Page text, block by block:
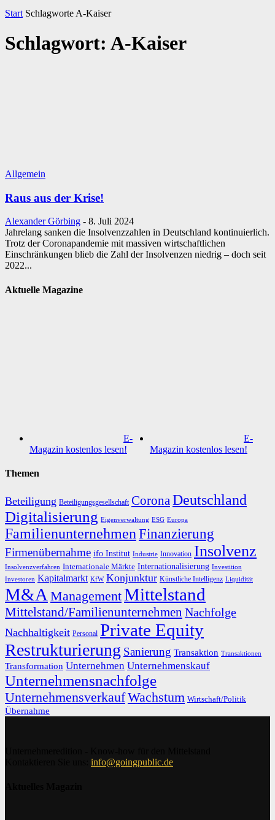
Start Schlagworte A-Kaiser
Schlagwort: A-Kaiser
Allgemein
Raus aus der Krise!
Alexander Görbing - 8. Juli 2024
Jahrelang sanken die Insolvenzzahlen in Deutschland kontinuierlich.
Trotz der Coronapandemie mit massiven wirtschaftlichen
Einschränkungen blieb die Zahl der Insolvenzen niedrig – doch seit
2022...
Aktuelle Magazine
E-
Magazin kostenlos lesen!
E-
Magazin kostenlos lesen!
Themen
Beteiligung Beteiligungsgesellschaft CoronaDeutschland
Digitalisierung Eigenverwaltung ESG Europa
FamilienunternehmenFinanzierung
Firmenübernahme ifo Institut Industrie Innovation Insolvenz
Insolvenzverfahren Internationale Märkte Internationalisierung Investition
Investoren Kapitalmarkt KfW Konjunktur Künstliche Intelligenz Liquidität
M&A ManagementMittelstand
Mittelstand/Familienunternehmen Nachfolge
Nachhaltigkeit Personal Private Equity
Restrukturierung Sanierung Transaktion Transaktionen
Transformation Unternehmen Unternehmenskauf
Unternehmensnachfolge
UnternehmensverkaufWachstum Wirtschaft/Politik
Übernahme
info@goingpublic.de